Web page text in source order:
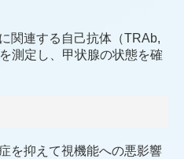
関連する自己抗体（TRAb,
測定し、甲状腺の状態を確
を抑えて視機能への悪影響